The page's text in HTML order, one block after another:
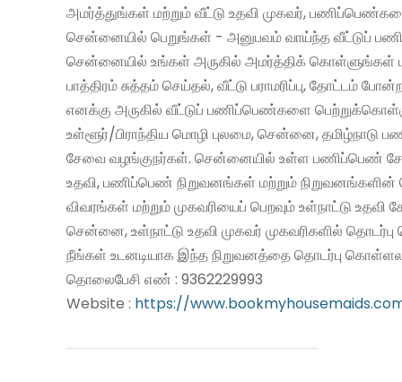
அமர்த்துங்கள் மற்றும் வீட்டு உதவி முகவர்,
சென்னையில் பெறுங்கள் - அனுபவம் வாய்ந்த வீட்டுப்
சென்னையில் உங்கள் அருகில் அமர்த்திக் கொள்ளுங்கள்
பாத்திரம் சுத்தம் செய்தல், வீட்டு பராமரிப்பு, தோட்டம்
எனக்கு அருகில் வீட்டுப் பணிப்பெண்களை
உள்ளூர்/பிராந்திய மொழி புலமை, சென்னை, தமிழ்நாடு
சேவை வழங்குநர்கள். சென்னையில் உள்ள பணிப்பெண்
உதவி, பணிப்பெண் நிறுவனங்கள் மற்றும் நிறுவனங்களின்
விவரங்கள் மற்றும் முகவரியைப் பெறவும் உள்நாட்டு உதவி
சென்னை, உள்நாட்டு உதவி முகவர் முகவரிகளில்
நீங்கள் உடனடியாக இந்த நிறுவனத்தை தொடர்பு
தொலைபேசி எண் : 9362229993
Website : https://